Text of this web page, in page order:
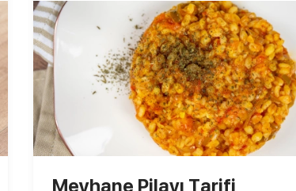
Meyhane Pilavı Tarifi